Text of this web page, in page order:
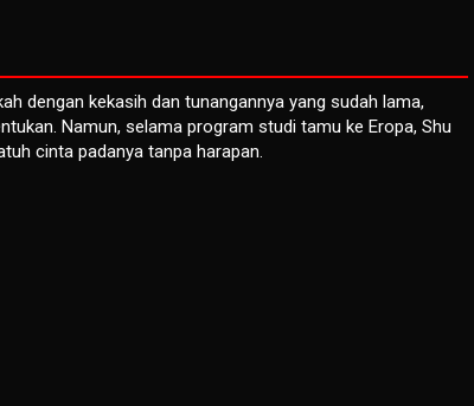
dengan kekasih dan tunangannya yang sudah lama,
Namun, selama program studi tamu ke Eropa, Shu
cinta padanya tanpa harapan.